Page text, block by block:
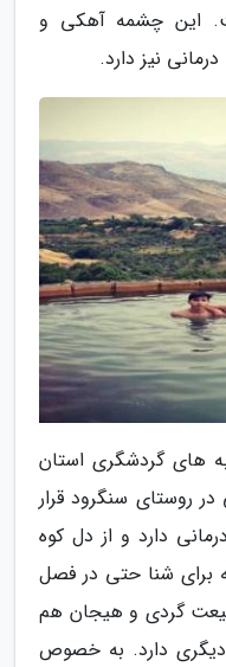
این چشمه آهکی و
نیز دارد.
های گردشگری استان
روستای سنگرود قرار
دارد و از دل کوه
شنا حتی در فصل
گردی و هیجان هم
دارد. به خصوص